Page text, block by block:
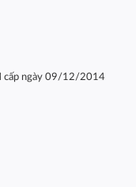
cấp ngày 09/12/2014